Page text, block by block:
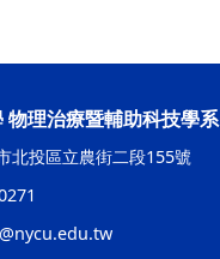
物理治療暨輔助科技學系
北投區立農街二段155號